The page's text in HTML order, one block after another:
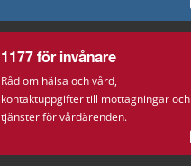
1177 för invånare
Råd om hälsa och vård,
kontaktuppgifter till mottagningar och
tjänster för vårdärenden.